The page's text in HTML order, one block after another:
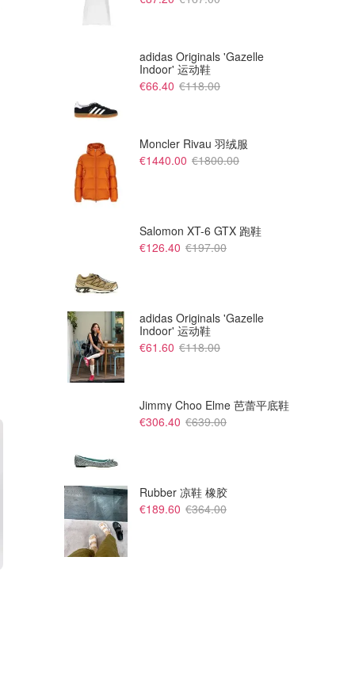
€495.00
仅剩39！！！
€371.25
adidas Originals 'Gazelle
Indoor' 运动鞋
€66.40 €118.00
Moncler Rivau 羽绒服
€1440.00 €1800.00
Salomon XT-6 GTX 跑鞋
€126.40 €197.00
adidas Originals 'Gazelle
Indoor' 运动鞋
€61.60 €118.00
Jimmy Choo Elme 芭蕾平底鞋
€306.40 €639.00
Rubber 凉鞋 橡胶
€189.60 €364.00